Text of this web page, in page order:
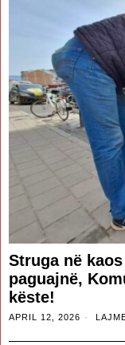
Struga në
paguajnë,
këste!
APRIL 12, 2026